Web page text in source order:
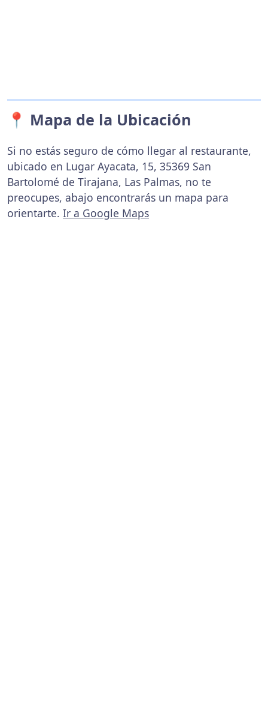
📍 Mapa de la Ubicación
Si no estás seguro de cómo llegar al restaurante,
ubicado en Lugar Ayacata, 15, 35369 San
Bartolomé de Tirajana, Las Palmas, no te
preocupes, abajo encontrarás un mapa para
orientarte. Ir a Google Maps